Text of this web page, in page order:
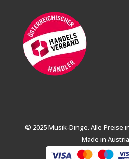
© 2025 Musik-Dinge. Alle Preise
Made in